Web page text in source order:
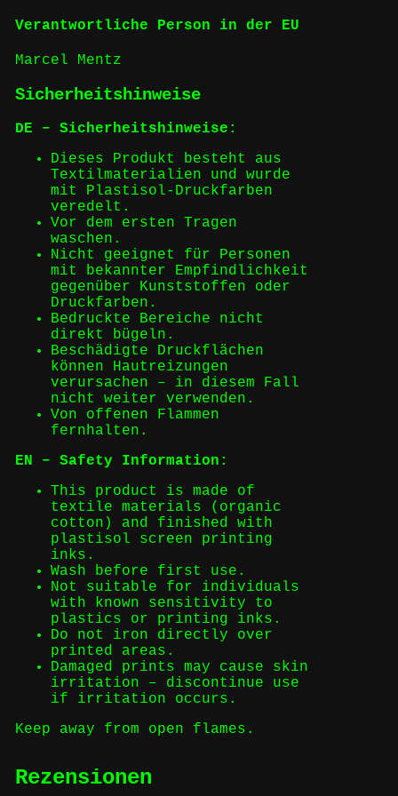
Verantwortliche Person in der EU
Marcel Mentz
Sicherheitshinweise
DE – Sicherheitshinweise:
Dieses Produkt besteht aus
Textilmaterialien und wurde
mit Plastisol-Druckfarben
veredelt.
Vor dem ersten Tragen
waschen.
Nicht geeignet für Personen
mit bekannter Empfindlichkeit
gegenüber Kunststoffen oder
Druckfarben.
Bedruckte Bereiche nicht
direkt bügeln.
Beschädigte Druckflächen
können Hautreizungen
verursachen – in diesem Fall
nicht weiter verwenden.
Von offenen Flammen
fernhalten.
EN – Safety Information:
This product is made of
textile materials (organic
cotton) and finished with
plastisol screen printing
inks.
Wash before first use.
Not suitable for individuals
with known sensitivity to
plastics or printing inks.
Do not iron directly over
printed areas.
Damaged prints may cause skin
irritation – discontinue use
if irritation occurs.
Keep away from open flames.
Rezensionen